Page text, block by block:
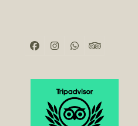
Facebook
Instagram
WhatsappTripadvisor